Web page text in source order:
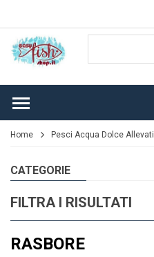
Home Pesci Acqua Dolce Allevati
CATEGORIE
FILTRA I RISULTATI
RASBORE